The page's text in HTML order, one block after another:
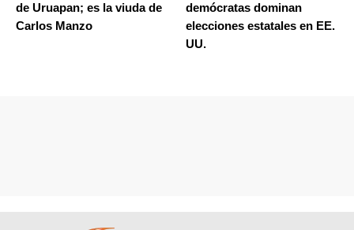
de Uruapan; es la viuda de
Carlos Manzo
demócratas dominan
elecciones estatales en EE.
UU.